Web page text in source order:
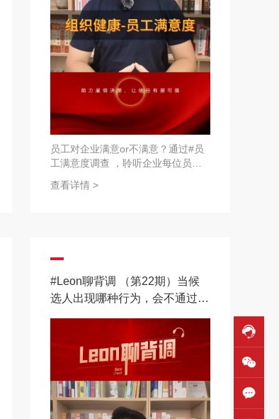
员工对企业满意or不满意？通过#员
工满意度调查 ，聆听企业每位员工
发展改善提供强有力支持。
查看详情 >
#Leon聊背调 （第22期）当候
选人出现哪种行为，会不通过#